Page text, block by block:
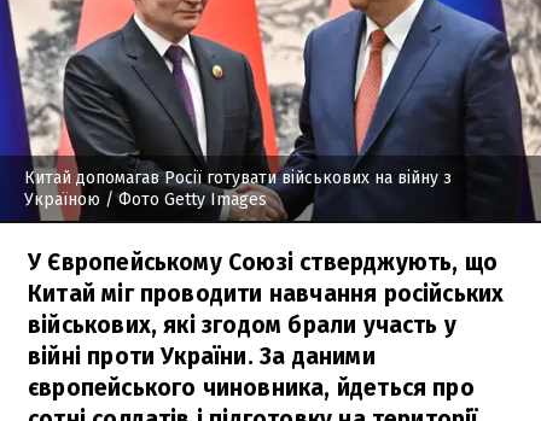
Китай допомагав Росії готувати військових на війну з
Україною / Фото Getty Images
У Європейському Союзі стверджують, що
Китай міг проводити навчання російських
військових, які згодом брали участь у
війні проти України. За даними
європейського чиновника, йдеться про